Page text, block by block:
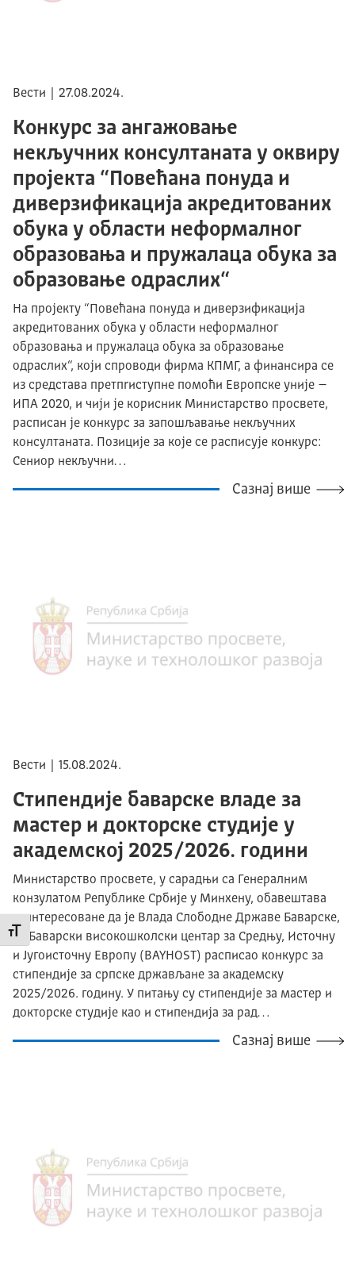
Промени величину слова
Вести | 27.08.2024.
Конкурс за ангажовање
некључних консултаната у оквиру
пројекта “Повећана понуда и
диверзификација акредитованих
обука у области неформалног
образовања и пружалаца обука за
образовање одраслих“
На пројекту “Повећана понуда и диверзификација
акредитованих обука у области неформалног
образовања и пружалаца обука за образовање
одраслих“, који спроводи фирма КПМГ, а финансира се
из средстава претпrиступне помоћи Европске уније –
ИПА 2020, и чији је корисник Министарство просвете,
расписан је конкурс за запошљавање некључних
консултаната. Позиције за које се расписује конкурс:
Сениор некључни…
Сазнај више
Вести | 15.08.2024.
Стипендије баварске владе за
мастер и докторске студије у
академској 2025/2026. години
Министарство просвете, у сарадњи са Генералним
конзулатом Републике Србије у Минхену, обавештава
заинтересоване да је Влада Слободне Државе Баварске,
тј. Баварски високошколски центар за Средњу, Источну
и Југоисточну Европу (BAYHOST) расписао конкурс за
стипендије за српске држављане за академску
2025/2026. годину. У питању су стипендије за мастер и
докторске студије као и стипендија за рад…
Сазнај више